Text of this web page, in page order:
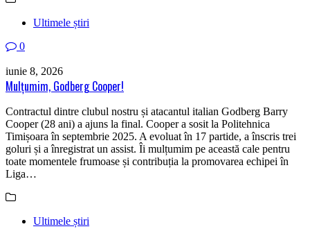
Ultimele știri
0
iunie 8, 2026
Mulțumim, Godberg Cooper!
Contractul dintre clubul nostru și atacantul italian Godberg Barry
Cooper (28 ani) a ajuns la final. Cooper a sosit la Politehnica
Timișoara în septembrie 2025. A evoluat în 17 partide, a înscris trei
goluri și a înregistrat un assist. Îi mulțumim pe această cale pentru
toate momentele frumoase și contribuția la promovarea echipei în
Liga…
Ultimele știri